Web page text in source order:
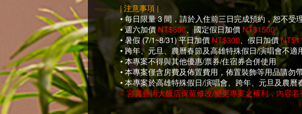
| 注意事項 |
• 每日限量 3 間，請於入住前三日完成預約，恕不受
• 週六加價 NT$800、國定假日加價 NT$1500
• 暑假 (7/1~8/31) 平日加價 NT$300 、假日加價
• 跨年、元旦、農曆春節及高雄特殊假日/演唱會不適
• 本專案不得與其他優惠/票券/住宿券合併使用
• 本專案僅含房費及佈置費用，佈置裝飾等用品請勿
• 本專案於高雄特殊假日/演唱會、跨年、元旦及農
※ 宮賞藝術大飯店保留修改/變更專案之權利，內容